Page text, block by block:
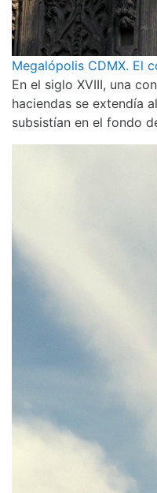
Megalópolis CDMX. El
En el siglo XVIII, una
haciendas se extendía
subsistían en el fondo